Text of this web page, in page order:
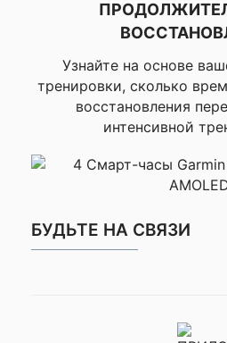
✔ ТРЕНИРОВКА,
АНАЛИЗ
Узнайте на основе
тренировки, сколько
восстановления
интенсивной
БУДЬТЕ НА СВЯЗИ